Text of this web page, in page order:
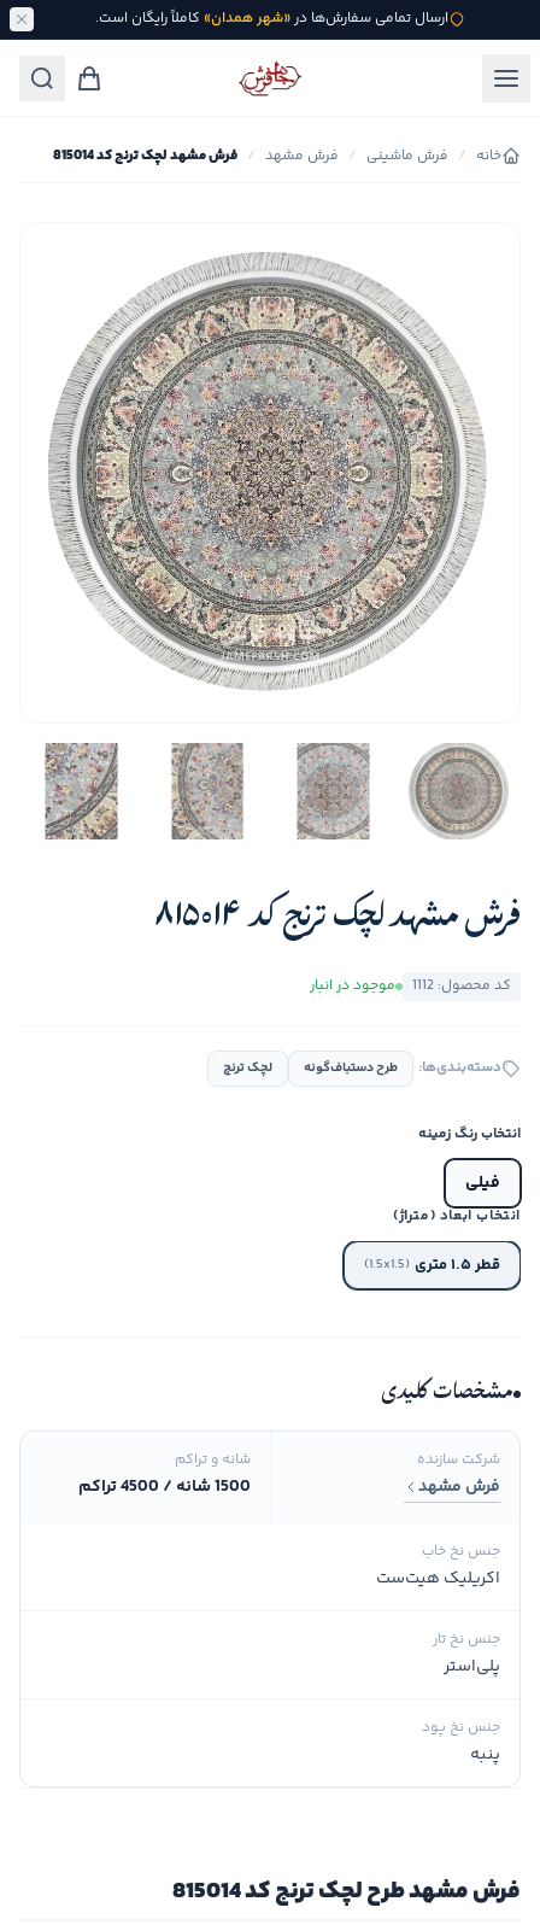
ارسال تمامی سفارش‌ها در«شهر همدان» کاملاً رایگان است.
خانه / فرش ماشینی / فرش مشهد / فرش مشهد لچک ترنج کد 815014
فرش مشهد لچک ترنج کد 815014
کد محصول: 1112 موجود در انبار
دسته‌بندی‌ها: طرح دستباف‌گونه لچک ترنج
انتخاب رنگ زمینه
فیلی
انتخاب ابعاد (متراژ)
قطر ۱.۵ متری (1.5x1.5)
مشخصات کلیدی
شرکت سازنده
فرش مشهد
شانه و تراکم
1500 شانه / 4500 تراکم
جنس نخ خاب
اکریلیک هیت‌ست
جنس نخ تار
پلی‌استر
جنس نخ پود
پنبه
فرش مشهد طرح لچک ترنج کد 815014